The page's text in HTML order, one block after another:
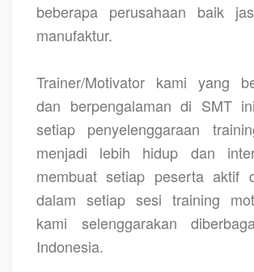
beberapa perusahaan baik
manufaktur.
Trainer/Motivator kami yang
dan berpengalaman di SMT
setiap penyelenggaraan
menjadi lebih hidup dan
membuat setiap peserta aktif
dalam setiap sesi training
kami selenggarakan
Indonesia.